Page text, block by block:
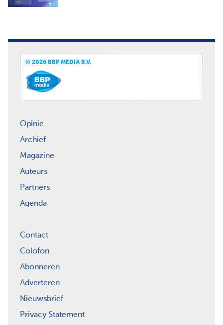
© 2026 BBP MEDIA B.V.
Opinie
Archief
Magazine
Auteurs
Partners
Agenda
Contact
Colofon
Abonneren
Adverteren
Nieuwsbrief
Privacy Statement